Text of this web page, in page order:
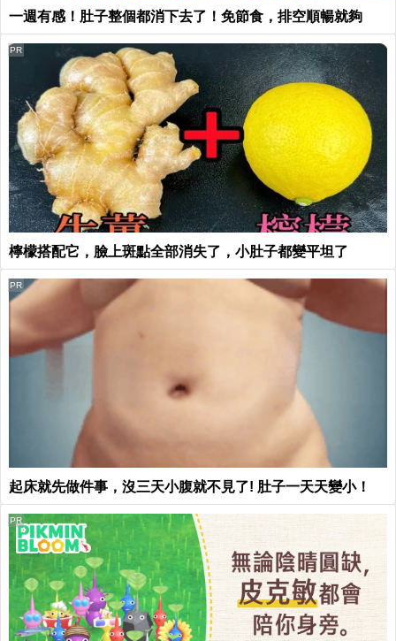
一週有感！肚子整個都消下去了！免節食，排空順暢就夠
檸檬搭配它，臉上斑點全部消失了，小肚子都變平坦了
PR
起床就先做件事，沒三天小腹就不見了! 肚子一天天變小！
PR
PR